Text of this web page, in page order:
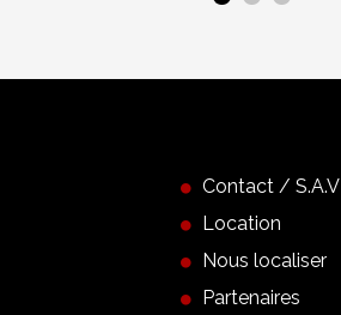
Contact / S.A.V
Location
Nous localiser
Partenaires